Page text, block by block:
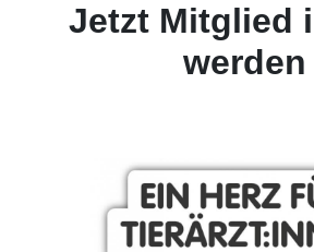
Jetzt Mitglied
werden